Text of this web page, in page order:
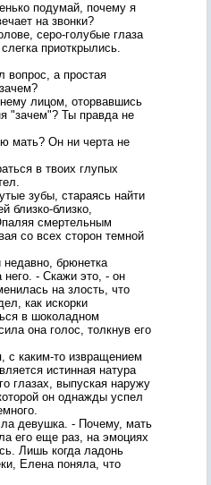
подумай, почему я
на звонки?
серо-голубые глаза
приоткрылись.
вопрос, а простая
лицом, оторвавшись
"зачем"? Ты правда не
мать? Он ни черта не
в твоих глупых
зубы, стараясь найти
близко-близко,
смертельным
со всех сторон темной
недавно, брюнетка
него. - Скажи это, - он
на злость, что
как искорки
в шоколадном
она голос, толкнув его
с каким-то извращением
истинная натура
глазах, выпуская наружу
он однажды успел
девушка. - Почему, мать
его еще раз, на эмоциях
Лишь когда ладонь
Елена поняла, что